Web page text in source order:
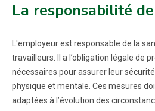
La responsabilité
L'employeur est responsable de la
travailleurs. Il a l’obligation légale de
nécessaires pour assurer leur
physique et mentale. Ces mesures
adaptées à l’évolution des